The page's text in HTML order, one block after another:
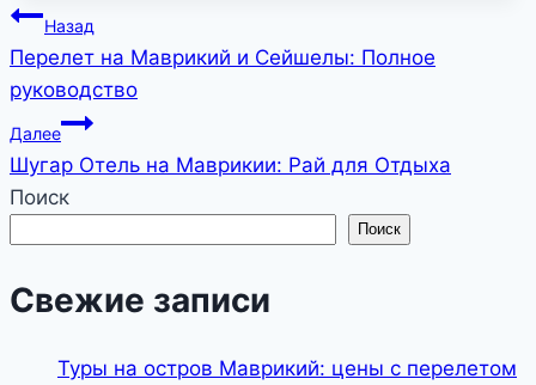
Навигация
по
записям
Назад
Перелет на Маврикий и Сейшелы: Полное
руководство
Далее
Шугар Отель на Маврикии: Рай для Отдыха
Поиск
Поиск
Свежие записи
Туры на остров Маврикий: цены с перелетом